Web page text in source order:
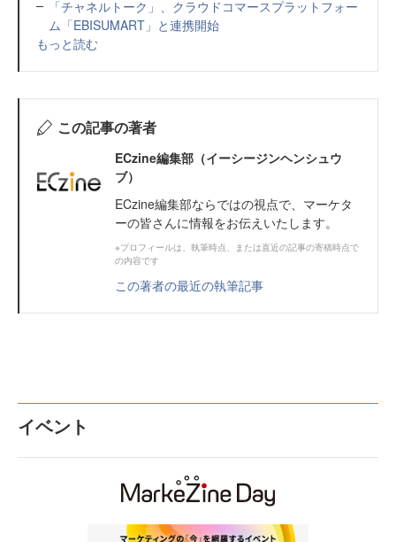
「チャネルトーク」、クラウドコマースプラットフォー
ム「EBISUMART」と連携開始
もっと読む
この記事の著者
ECzine編集部（イーシージンヘンシュウ
ブ）
ECzine編集部ならではの視点で、マーケタ
ーの皆さんに情報をお伝えいたします。
※プロフィールは、執筆時点、または直近の記事の寄稿時点で
の内容です
この著者の最近の執筆記事
イベント